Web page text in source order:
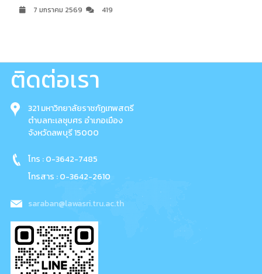
7 มกราคม 2569 419
ติดต่อเรา
321 มหาวิทยาลัยราชภัฏเทพสตรี
ตำบลทะเลชุบศร อำเภอเมือง
จังหวัดลพบุรี 15000
โทร : 0-3642-7485
โทรสาร : 0-3642-2610
saraban@lawasri.tru.ac.th